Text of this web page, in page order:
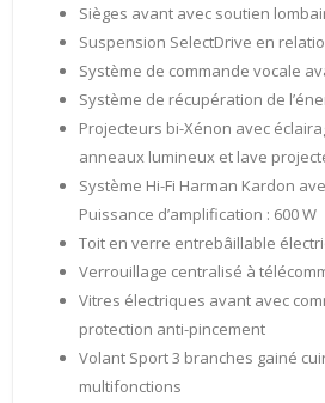
Sièges avant avec soutien
Suspension SelectDrive en
Système de commande vocale
Système de récupération de
Projecteurs bi-Xénon avec
anneaux lumineux et lave
Système Hi-Fi Harman Kardon
Puissance d’amplification : 600 W
Toit en verre entrebâillable
Verrouillage centralisé à
Vitres électriques avant avec
protection anti-pincement
Volant Sport 3 branches gainé
multifonctions